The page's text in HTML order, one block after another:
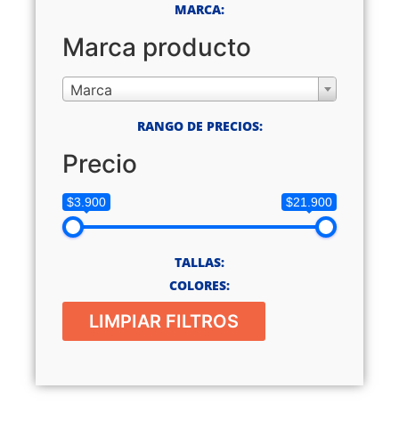
MARCA:
Marca producto
Marca
RANGO DE PRECIOS:
Precio
$3.900 $21.900
TALLAS:
COLORES:
LIMPIAR FILTROS